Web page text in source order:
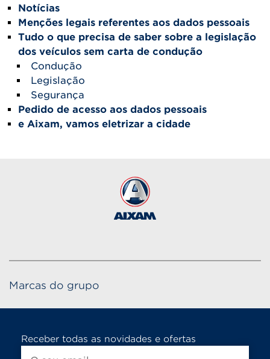
Notícias
Menções legais referentes aos dados pessoais
Tudo o que precisa de saber sobre a legislação
dos veículos sem carta de condução
Condução
Legislação
Segurança
Pedido de acesso aos dados pessoais
e Aixam, vamos eletrizar a cidade
Marcas do grupo
Receber todas as novidades e ofertas